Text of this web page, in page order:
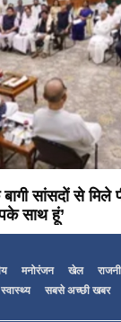
सांसदों से मिले
साथ हूं’
मनोरंजन खेल
स्वास्थ्य सबसे अच्छी खबर